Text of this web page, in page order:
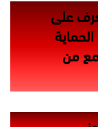
على
مع من